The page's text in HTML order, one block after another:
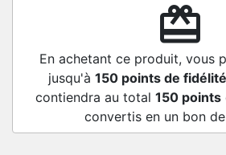
redeem
En achetant ce produit, vous
jusqu'à 150points de fidélité
contiendra au total 150 points
convertis en un bon de